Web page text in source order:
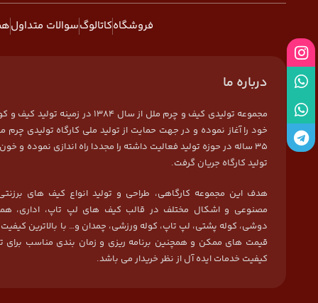
فروشگاهکاتالوگسوالات متداول
درباره ما
مجموعه تولیدی کیف و چرم ملل از سال 1384 در
خود را آغاز نموده و در جهت حمایت از تولید ملی کارگاه تولیدی چرم
35 ساله در حوزه تولید فعالیت داشته را مجددا راه اندازی نموده و
تولید کارگاه جریان گرفت.
هدف این مجموعه کارگاهی، طراحی و تولید انواع کیف های
مصنوعی و اشکال مختلف در قالب کیف های لپ تاپ، اداری،
دوشی، کوله پشتی، لپ تاپ، کوله ورزشی، چمدان و… با بالاترین
قیمت های ممکن و همچنین برنامه ریزی و زمان بندی مناسب برای
کیفیت خدمات ایده آل از نظر خریدار می باشد.